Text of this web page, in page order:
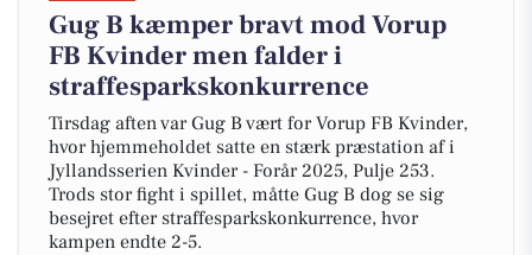
Gug B kæmper bravt mod Vorup
FB Kvinder men falder i
straffesparkskonkurrence
Tirsdag aften var Gug B vært for Vorup FB Kvinder,
hvor hjemmeholdet satte en stærk præstation af i
Jyllandsserien Kvinder - Forår 2025, Pulje 253.
Trods stor fight i spillet, måtte Gug B dog se sig
besejret efter straffesparkskonkurrence, hvor
kampen endte 2-5.